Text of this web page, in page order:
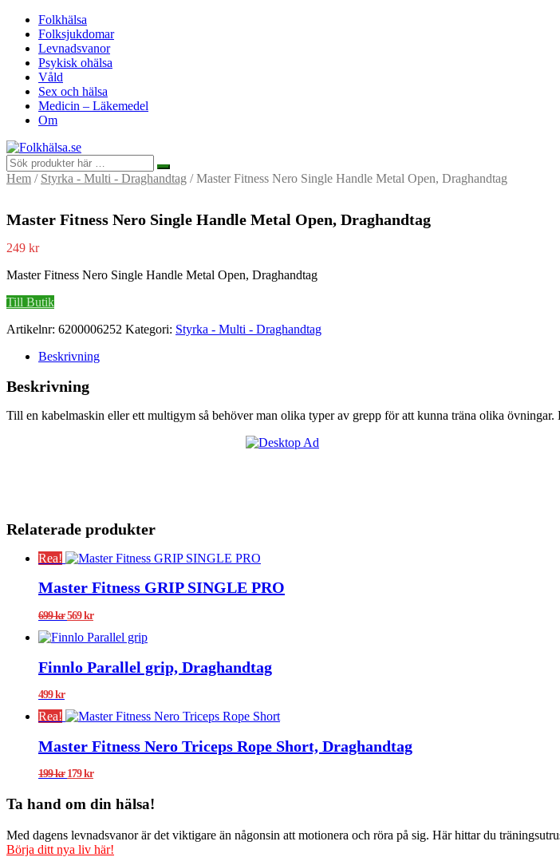
Folkhälsa
Folksjukdomar
Levnadsvanor
Psykisk ohälsa
Våld
Sex och hälsa
Medicin – Läkemedel
Om
Hem / Styrka - Multi - Draghandtag / Master Fitness Nero Single Handle Metal Open, Draghandtag
Master Fitness Nero Single Handle Metal Open, Draghandtag
249 kr
Master Fitness Nero Single Handle Metal Open, Draghandtag
Till Butik
Artikelnr: 6200006252 Kategori: Styrka - Multi - Draghandtag
Beskrivning
Beskrivning
Till en kabelmaskin eller ett multigym så behöver man olika typer av grepp för att kunna träna olika
Relaterade produkter
Rea!
Master Fitness GRIP SINGLE PRO
699kr Det
priset
699 kr.
569krDet
priset
569 kr.
Finnlo Parallel grip, Draghandtag
499kr
Rea!
Master Fitness Nero Triceps Rope Short, Draghandtag
199kr Det
var:
179krDet
priset
är:
Ta hand om din hälsa!
Med dagens levnadsvanor är det viktigare än någonsin att motionera och röra på sig. Här hittar du
Börja ditt nya liv här!